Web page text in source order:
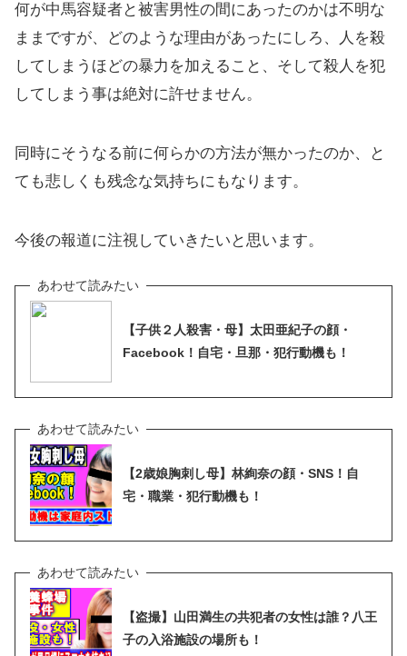
何が中馬容疑者と被害男性の間にあったのかは不明な
ままですが、どのような理由があったにしろ、人を殺
してしまうほどの暴力を加えること、そして殺人を犯
してしまう事は絶対に許せません。
同時にそうなる前に何らかの方法が無かったのか、と
ても悲しくも残念な気持ちにもなります。
今後の報道に注視していきたいと思います。
【子供２人殺害・母】太田亜紀子の顔・
Facebook！自宅・旦那・犯行動機も！
【2歳娘胸刺し母】林絢奈の顔・SNS！自
宅・職業・犯行動機も！
【盗撮】山田満生の共犯者の女性は誰？八王
子の入浴施設の場所も！